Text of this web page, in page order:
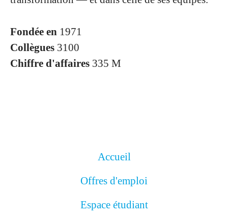
Fondée en 1971
Collègues 3100
Chiffre d'affaires 335 M
Accueil
Offres d'emploi
Espace étudiant